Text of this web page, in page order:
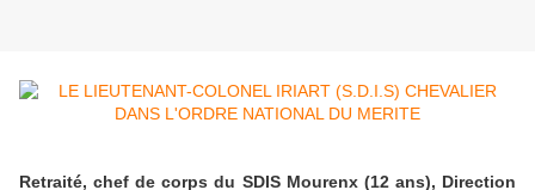
Retraité, chef de corps du SDIS Mourenx (12 ans), Direction